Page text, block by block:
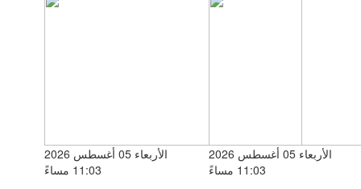
الأربعاء 05 أغسطس 2026
11:03 مساءً
الأربعاء 05 أغسطس 2026
11:03 مساءً